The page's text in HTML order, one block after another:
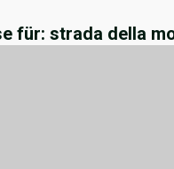
für: strada della